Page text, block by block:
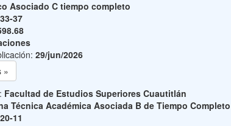
Asociado C tiempo completo
37
29/jun/2026
»
Facultad de Estudios Superiores Cuautitlán
Técnica Académica Asociada B de Tiempo Completo
11